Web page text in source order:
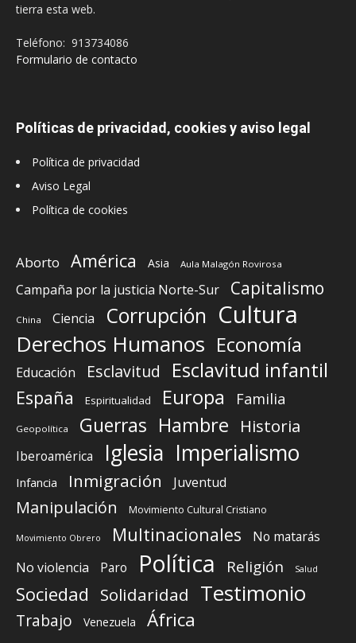
tierra esta web.
Teléfono: 913734086
Formulario de contacto
Políticas de privacidad, cookies y aviso legal
Política de privacidad
Aviso Legal
Política de cookies
Aborto América Asia Aula Malagón Rovirosa
Campaña por la justicia Norte-Sur Capitalismo
China Ciencia Corrupción Cultura
Derechos Humanos Economía
Educación Esclavitud Esclavitud infantil
España Espiritualidad Europa Familia
Geopolítica Guerras Hambre Historia
Iberoamérica Iglesia Imperialismo
Infancia Inmigración Juventud
Manipulación Movimiento Cultural Cristiano
Movimiento Obrero Multinacionales
No matarás
No violencia
Paro Política Religión Salud
Sociedad Solidaridad Testimonio
Trabajo Venezuela África